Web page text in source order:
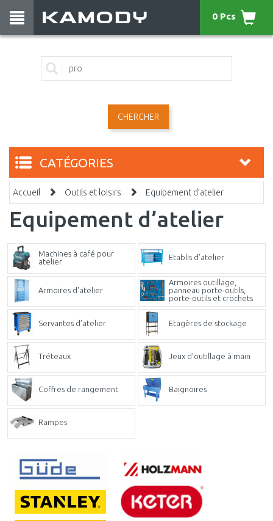
CHERCHER
0 Pcs
CATÉGORIES
Accueil Outils et loisirs Equipement d’atelier
Equipement d’atelier
Machines à café pour
atelier
Etablis d’atelier
Armoires d'atelier
Armoires outillage,
panneau porte-outils,
porte-outils et crochets
Servantes d’atelier Etagères de stockage
Tréteaux Jeux d’outillage à main
Coffres de rangement Baignoires
Rampes